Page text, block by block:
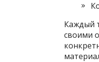
Каждый
своими